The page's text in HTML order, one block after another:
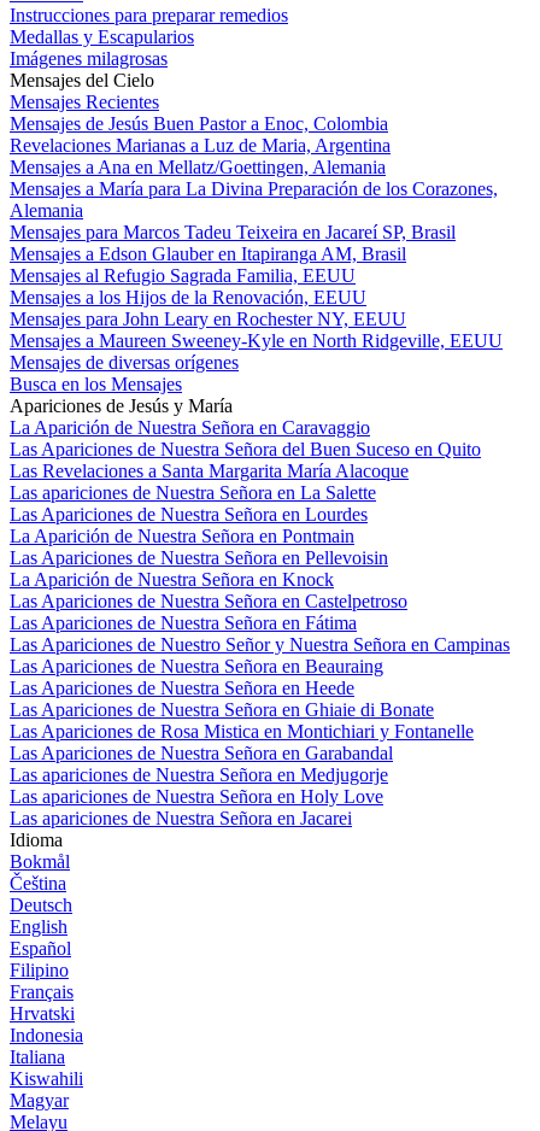
Instrucciones para preparar remedios
Medallas y Escapularios
Imágenes milagrosas
Mensajes del Cielo
Mensajes Recientes
Mensajes de Jesús Buen Pastor a Enoc, Colombia
Revelaciones Marianas a Luz de Maria, Argentina
Mensajes a Ana en Mellatz/Goettingen, Alemania
Mensajes a María para La Divina Preparación de los Corazones,
Alemania
Mensajes para Marcos Tadeu Teixeira en Jacareí SP, Brasil
Mensajes a Edson Glauber en Itapiranga AM, Brasil
Mensajes al Refugio Sagrada Familia, EEUU
Mensajes a los Hijos de la Renovación, EEUU
Mensajes para John Leary en Rochester NY, EEUU
Mensajes a Maureen Sweeney-Kyle en North Ridgeville, EEUU
Mensajes de diversas orígenes
Busca en los Mensajes
Apariciones de Jesús y María
La Aparición de Nuestra Señora en Caravaggio
Las Apariciones de Nuestra Señora del Buen Suceso en Quito
Las Revelaciones a Santa Margarita María Alacoque
Las apariciones de Nuestra Señora en La Salette
Las Apariciones de Nuestra Señora en Lourdes
La Aparición de Nuestra Señora en Pontmain
Las Apariciones de Nuestra Señora en Pellevoisin
La Aparición de Nuestra Señora en Knock
Las Apariciones de Nuestra Señora en Castelpetroso
Las Apariciones de Nuestra Señora en Fátima
Las Apariciones de Nuestro Señor y Nuestra Señora en Campinas
Las Apariciones de Nuestra Señora en Beauraing
Las Apariciones de Nuestra Señora en Heede
Las Apariciones de Nuestra Señora en Ghiaie di Bonate
Las Apariciones de Rosa Mistica en Montichiari y Fontanelle
Las Apariciones de Nuestra Señora en Garabandal
Las apariciones de Nuestra Señora en Medjugorje
Las apariciones de Nuestra Señora en Holy Love
Las apariciones de Nuestra Señora en Jacarei
Idioma
Bokmål
Čeština
Deutsch
English
Español
Filipino
Français
Hrvatski
Indonesia
Italiana
Kiswahili
Magyar
Melayu